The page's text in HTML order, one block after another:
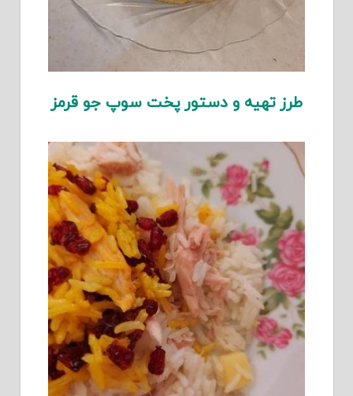
طرز تهیه و دستور پخت سوپ جو قرمز